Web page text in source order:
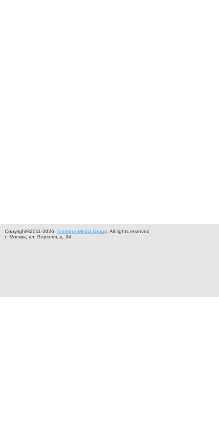
Copyright©2011-2026. Ineretrer Media Group . All rights reserved
г. Москва, ул. Верхняя, д. 34